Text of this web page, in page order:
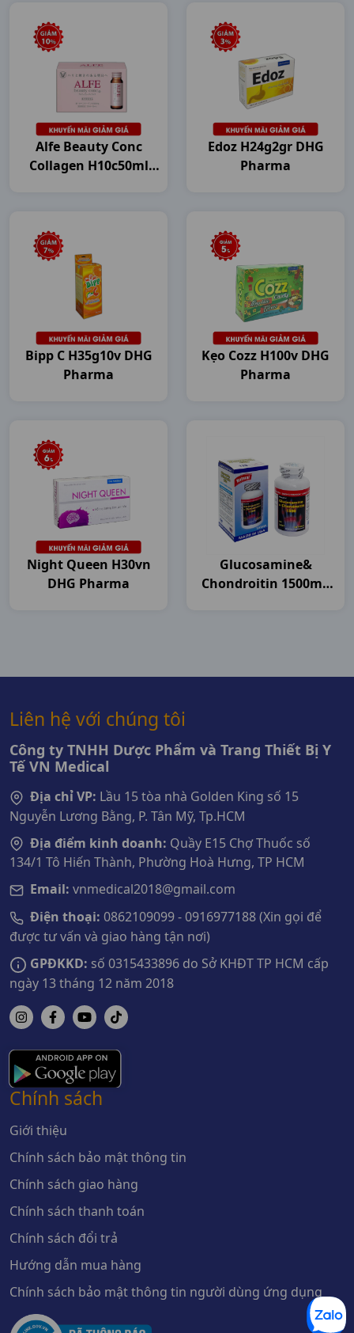
Alfe Beauty Conc
Collagen H10c50ml
Edoz H24g2gr DHG
Pharma
Bipp C H35g10v DHG
Pharma
Kẹo Cozz H100v DHG
Pharma
Night Queen H30vn
DHG Pharma
Glucosamine&
Chondroitin 1500mg
Liên hệ với chúng tôi
Công ty TNHH Dược Phẩm và Trang Thiết Bị Y
Tế VN Medical
Địa chỉ VP: Lầu 15 tòa nhà Golden King số 15
Nguyễn Lương Bằng, P. Tân Mỹ, Tp.HCM
Địa điểm kinh doanh: Quầy E15 Chợ Thuốc số
134/1 Tô Hiến Thành, Phường Hoà Hưng, TP HCM
Email: vnmedical2018@gmail.com
Điện thoại: 0862109099 - 0916977188 (Xin gọi để
được tư vấn và giao hàng tận nơi)
GPĐKKD: số 0315433896 do Sở KHĐT TP HCM cấp
ngày 13 tháng 12 năm 2018
Chính sách
Giới thiệu
Chính sách bảo mật thông tin
Chính sách giao hàng
Chính sách thanh toán
Chính sách đổi trả
Hướng dẫn mua hàng
Chính sách bảo mật thông tin người dùng ứng dụng